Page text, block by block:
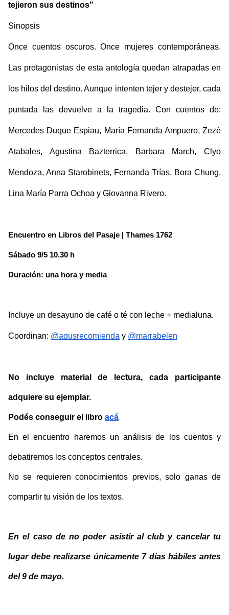
tejieron sus destinos"
Sinopsis
Once cuentos oscuros. Once mujeres contemporáneas.
Las protagonistas de esta antología quedan atrapadas en
los hilos del destino. Aunque intenten tejer y destejer, cada
puntada las devuelve a la tragedia. Con cuentos de:
Mercedes Duque Espiau, María Fernanda Ampuero, Zezé
Atabales, Agustina Bazterrica, Barbara March, Clyo
Mendoza, Anna Starobinets, Fernanda Trías, Bora Chung,
Lina María Parra Ochoa y Giovanna Rivero.
Encuentro en Libros del Pasaje | Thames 1762
Sábado 9/5 10.30 h
Duración: una hora y media
Incluye un desayuno de café o té con leche + medialuna.
Coordinan: @agusrecomienda y @marrabelen
No incluye material de lectura, cada participante
adquiere su ejemplar.
Podés conseguir el libro acá
En el encuentro haremos un análisis de los cuentos y
debatiremos los conceptos centrales.
No se requieren conocimientos previos, solo ganas de
compartir tu visión de los textos.
En el caso de no poder asistir al club y cancelar tu
lugar debe realizarse únicamente 7 días hábiles antes
del 9 de mayo.